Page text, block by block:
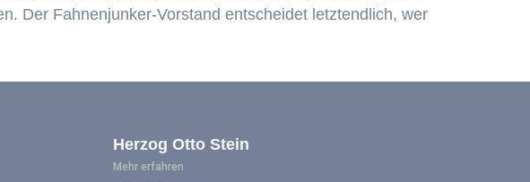
Der Fahnenjunker-Vorstand entscheidet letztendlich, wer
Herzog Otto Stein
Mehr erfahren